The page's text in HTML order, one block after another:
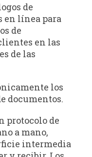
de
en línea para
de
en las
de las
los
documentos.
protocolo de
a mano,
intermedia